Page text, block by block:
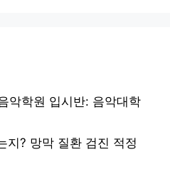
악학원 입시반: 음악대학
지? 망막 질환 검진 적정